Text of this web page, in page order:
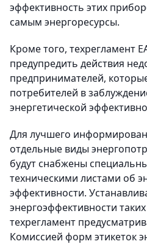
эффективность этих
самым энергоресурсы.
Кроме того, техрегламент
предупредить действия
предпринимателей,
потребителей в
энергетической
Для лучшего
отдельные виды
будут снабжены
техническими листами об
эффективности.
энергоэффективности
техрегламент
Комиссией форм этикеток